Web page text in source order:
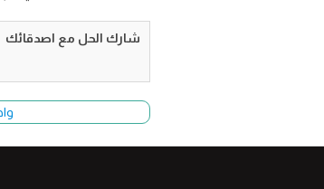
شارك الحل مع اصدقائك